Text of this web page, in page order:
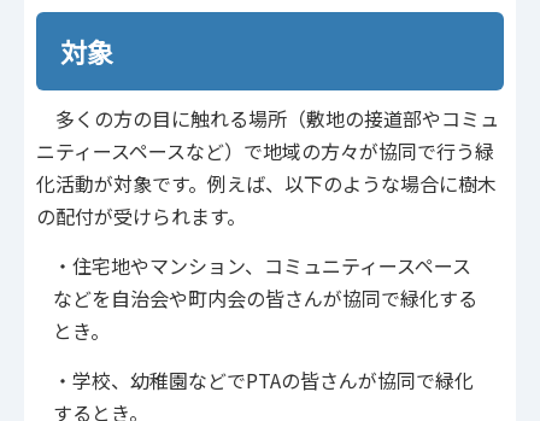
対象
多くの方の目に触れる場所（敷地の接道部やコミュ
ニティースペースなど）で地域の方々が協同で行う緑
化活動が対象です。例えば、以下のような場合に樹木
の配付が受けられます。
・住宅地やマンション、コミュニティースペース
などを自治会や町内会の皆さんが協同で緑化する
とき。
・学校、幼稚園などでPTAの皆さんが協同で緑化
するとき。